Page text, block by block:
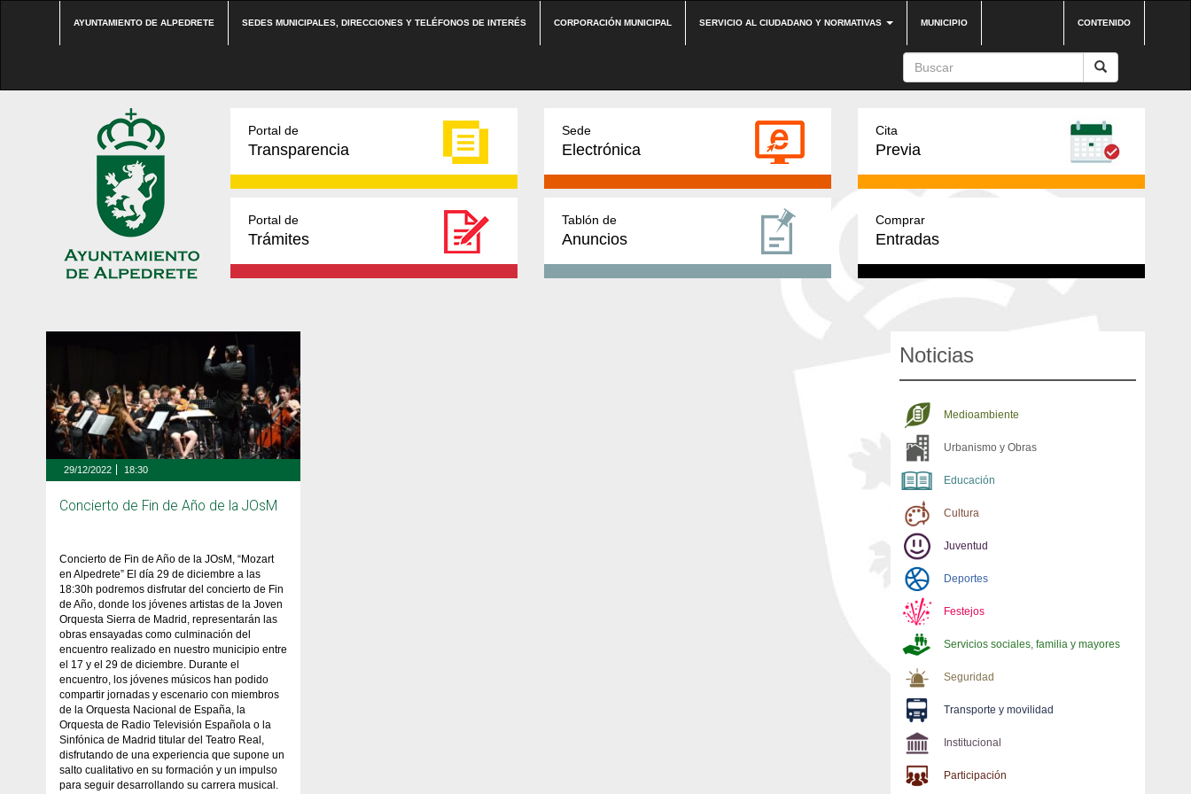
AYUNTAMIENTO DE ALPEDRETE SEDES MUNICIPALES, DIRECCIONES Y TELÉFONOS DE INTERÉS CORPORACIÓN MUNICIPAL SERVICIO AL CIUDADANO Y NORMATIVAS MUNICIPIO CONTENIDO
Portal de
Transparencia
Sede
Electrónica
Cita
Previa
Portal de
Trámites
Tablón de
Anuncios
Comprar
Entradas
29/12/2022 18:30
Concierto de Fin de Año de la JOsM
Concierto de Fin de Año de la JOsM, “Mozart
en Alpedrete” El día 29 de diciembre a las
18:30h podremos disfrutar del concierto de Fin
de Año, donde los jóvenes artistas de la Joven
Orquesta Sierra de Madrid, representarán las
obras ensayadas como culminación del
encuentro realizado en nuestro municipio entre
el 17 y el 29 de diciembre. Durante el
encuentro, los jóvenes músicos han podido
compartir jornadas y escenario con miembros
de la Orquesta Nacional de España, la
Orquesta de Radio Televisión Española o la
Sinfónica de Madrid titular del Teatro Real,
disfrutando de una experiencia que supone un
salto cualitativo en su formación y un impulso
para seguir desarrollando su carrera musical.
Noticias
Medioambiente
Urbanismo y Obras
Educación
Cultura
Juventud
Deportes
Festejos
Servicios sociales, familia y mayores
Seguridad
Transporte y movilidad
Institucional
Participación